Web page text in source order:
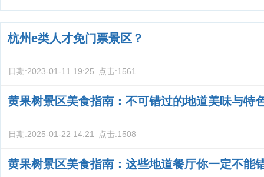
杭州e类人才免门票景区？
日期:2023-01-11 19:25 点击:1561
黄果树景区美食指南：不可错过的地道美味与特
日期:2025-01-22 14:21 点击:1508
黄果树景区美食指南：这些地道餐厅你一定不能